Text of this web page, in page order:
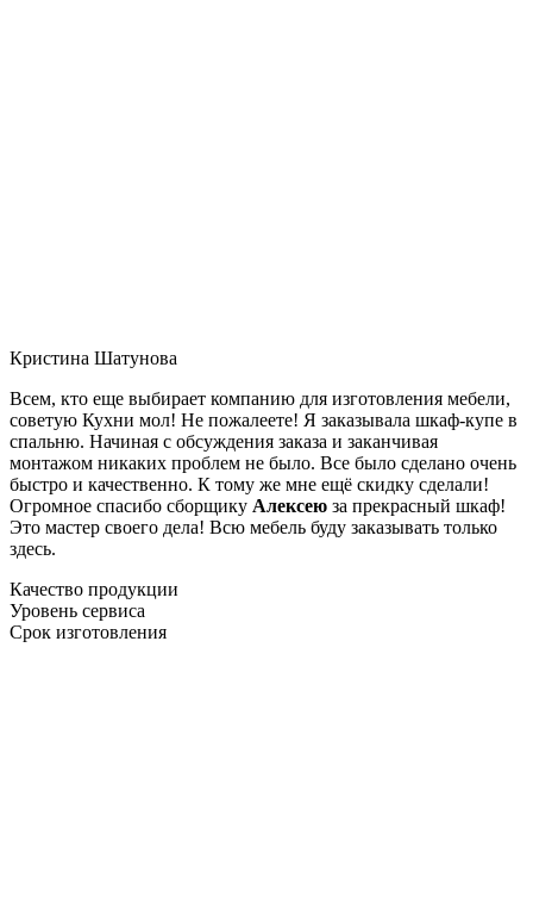
Кристина Шатунова
Всем, кто еще выбирает компанию для изготовления мебели,
советую Кухни мол! Не пожалеете! Я заказывала шкаф-купе в
спальню. Начиная с обсуждения заказа и заканчивая
монтажом никаких проблем не было. Все было сделано очень
быстро и качественно. К тому же мне ещё скидку сделали!
Огромное спасибо сборщику Алексею за прекрасный шкаф!
Это мастер своего дела! Всю мебель буду заказывать только
здесь.
Качество продукции
Уровень сервиса
Срок изготовления